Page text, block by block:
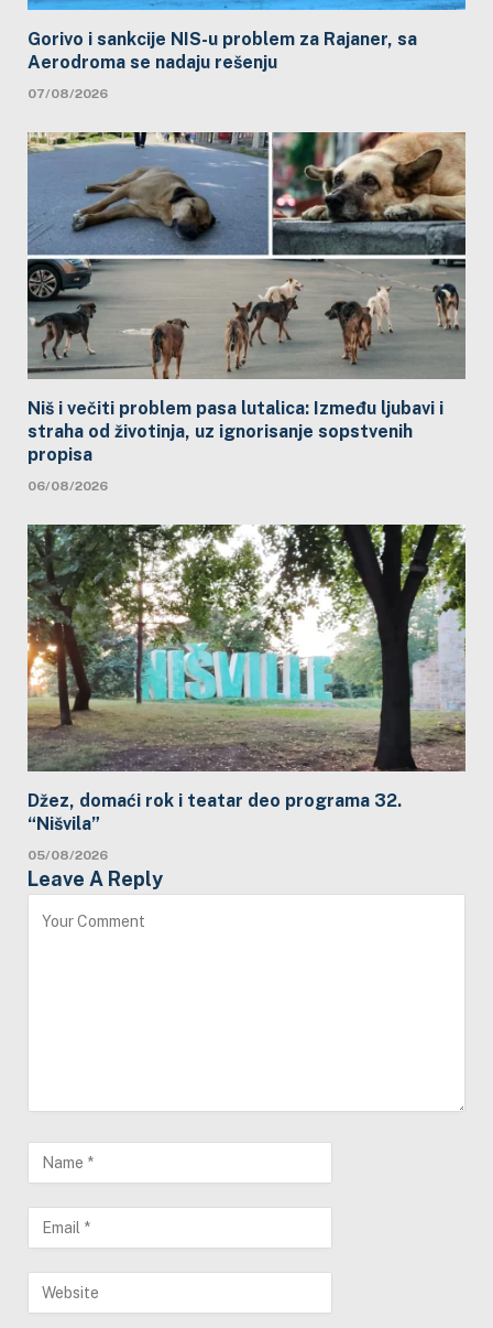
Gorivo i sankcije NIS-u problem za Rajaner, sa
Aerodroma se nadaju rešenju
07/08/2026
Niš i večiti problem pasa lutalica: Između ljubavi i
straha od životinja, uz ignorisanje sopstvenih
propisa
06/08/2026
Džez, domaći rok i teatar deo programa 32.
“Nišvila”
05/08/2026
Leave A Reply